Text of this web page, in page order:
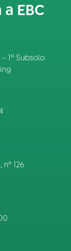
EBC
1º Subsolo
126